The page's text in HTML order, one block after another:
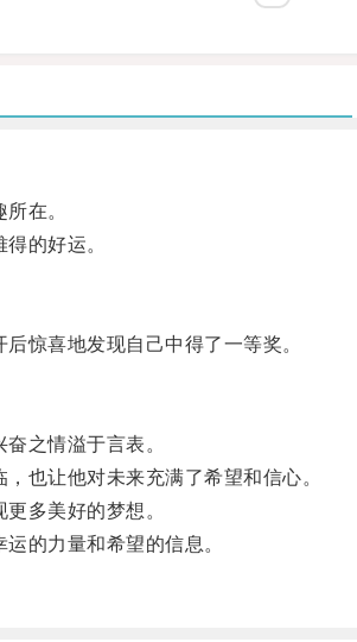
在。
的好运。
惊喜地发现自己中得了一等奖。
之情溢于言表。
也让他对未来充满了希望和信心。
多美好的梦想。
的力量和希望的信息。